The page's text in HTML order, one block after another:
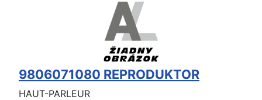
9806071080 REPRODUKTOR
HAUT-PARLEUR